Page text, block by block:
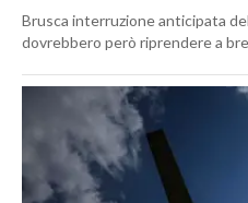
Brusca interruzione anticipata
dovrebbero però riprendere a